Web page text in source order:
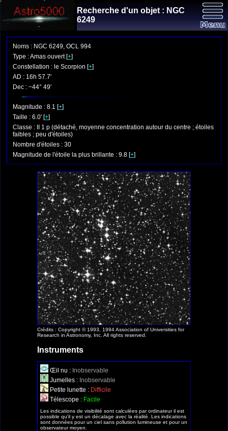
Recherche d'un objet : NGC
6249
Noms : NGC 6249, OCL 994
Type : Amas ouvert [+]
Constellation : le Scorpion [+]
AD : 16h 57.7'
Dec : −44° 49'
Magnitude : 8.1 [+]
Taille : 6.0' [+]
Classe : II 1 p (détaché, moyenne concentration autour du centre ; étoiles
faibles ; peu d'étoiles)
Nombre d'étoiles : 30
Magnitude de l'étoile la plus brillante : 9.8 [+]
Crédits : Copyright © 1993, 1994 Association of Universities for
Research in Astronomy, Inc. All rights reserved.
Instruments
Œil nu : Inobservable
Jumelles : Inobservable
Petite lunette : Difficile
Télescope : Facile
Les indications de visibilité sont calculées par ordinateur il est
possible qu'il y est un décalage avec la réalité. Les indications
sont données pour un ciel sans pollution lumineuse et pour un
observateur moyen.